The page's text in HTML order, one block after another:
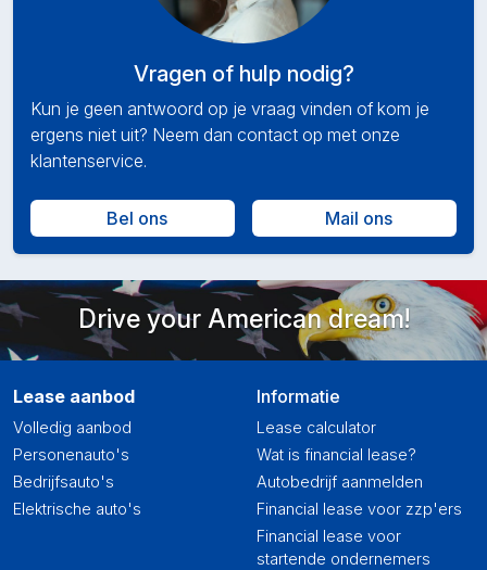
Vragen of hulp nodig?
Kun je geen antwoord op je vraag vinden of kom je
ergens niet uit? Neem dan contact op met onze
klantenservice.
Bel ons Mail ons
Drive your American dream!
Lease aanbod
Volledig aanbod
Personenauto's
Bedrijfsauto's
Elektrische auto's
Informatie
Lease calculator
Wat is financial lease?
Autobedrijf aanmelden
Financial lease voor zzp'ers
Financial lease voor
startende ondernemers